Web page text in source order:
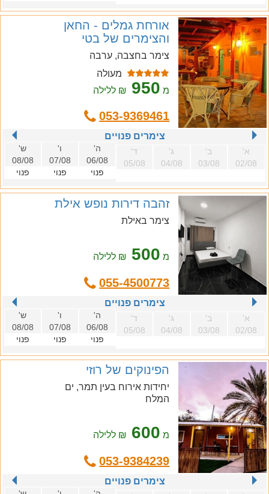
אורחת גמלים - החאן
והצימרים של בטי
צימר בחצבה, ערבה
מעולה
מ 950 ₪ ללילה
053-9369461
צימרים פנויים
א'
02/08
ב'
03/08
ג'
04/08
ד'
05/08
ה'
06/08
פנוי
ו'
07/08
פנוי
ש'
08/08
פנוי
זהבה דירות נופש אילת
צימר באילת
מ 500 ₪ ללילה
055-4500773
צימרים פנויים
א'
02/08
ב'
03/08
ג'
04/08
ד'
05/08
ה'
06/08
פנוי
ו'
07/08
פנוי
ש'
08/08
פנוי
הפינוקים של רוזי
יחידות אירוח בעין תמר, ים
המלח
מ 600 ₪ ללילה
053-9384239
צימרים פנויים